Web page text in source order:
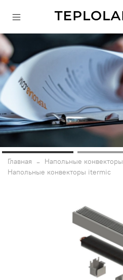
Главная
Напольные конвекторы
Напольные конвекторы itermic